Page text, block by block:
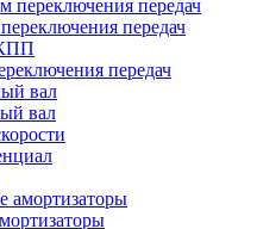
переключения передач
передач
передач
вал
вал
амортизаторы